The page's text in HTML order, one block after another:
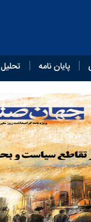
پایان‌ نامه تحلیل